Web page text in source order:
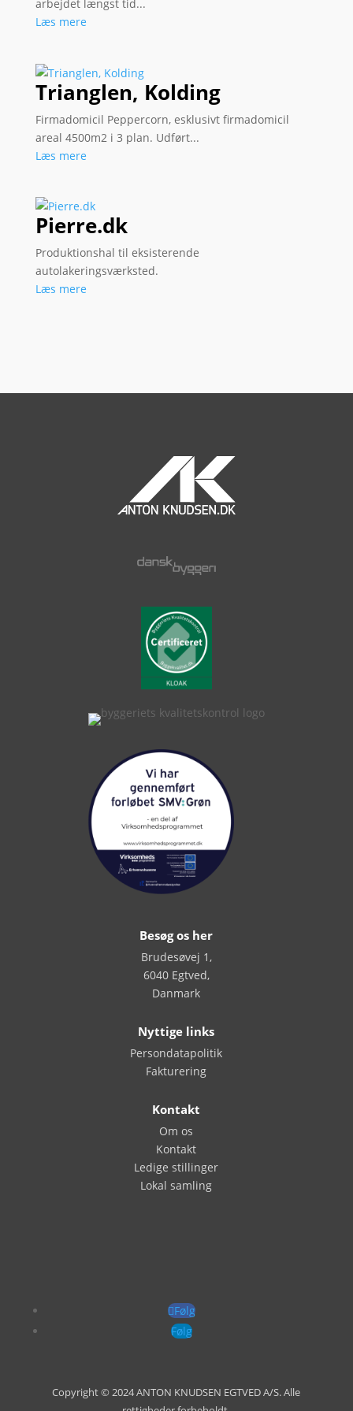
arbejdet længst tid...
Læs mere
Trianglen, Kolding
Firmadomicil Peppercorn, esklusivt firmadomicil
areal 4500m2 i 3 plan. Udført...
Læs mere
Pierre.dk
Produktionshal til eksisterende
autolakeringsværksted.
Læs mere
Besøg os her
Brudesøvej 1,
6040 Egtved,
Danmark
Nyttige links
Persondatapolitik
Fakturering
Kontakt
Om os
Kontakt
Ledige stillinger
Lokal samling
Følg
Følg
Copyright © 2024 ANTON KNUDSEN EGTVED A/S. Alle